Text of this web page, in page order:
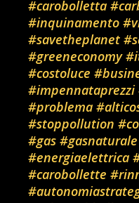
#carobolletta
#inquinamento
#savetheplanet
#greeneconomy
#costoluce
#impennataprezzi
#problema
#stoppollution
#gas #gasnaturale
#energiaelettrica
#carobollette